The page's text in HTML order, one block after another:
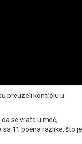
preuzeli kontrolu u
se vrate u meč,
sa 11 poena razlike, što je